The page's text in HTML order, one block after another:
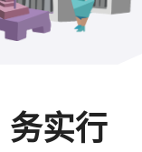
务实行